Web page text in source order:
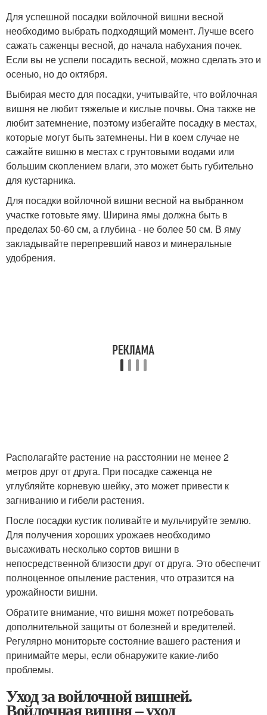
Для успешной посадки войлочной вишни весной
необходимо выбрать подходящий момент. Лучше всего
сажать саженцы весной, до начала набухания почек.
Если вы не успели посадить весной, можно сделать это и
осенью, но до октября.
Выбирая место для посадки, учитывайте, что войлочная
вишня не любит тяжелые и кислые почвы. Она также не
любит затемнение, поэтому избегайте посадку в местах,
которые могут быть затемнены. Ни в коем случае не
сажайте вишню в местах с грунтовыми водами или
большим скоплением влаги, это может быть губительно
для кустарника.
Для посадки войлочной вишни весной на выбранном
участке готовьте яму. Ширина ямы должна быть в
пределах 50-60 см, а глубина - не более 50 см. В яму
закладывайте перепревший навоз и минеральные
удобрения.
Располагайте растение на расстоянии не менее 2
метров друг от друга. При посадке саженца не
углубляйте корневую шейку, это может привести к
загниванию и гибели растения.
После посадки кустик поливайте и мульчируйте землю.
Для получения хороших урожаев необходимо
высаживать несколько сортов вишни в
непосредственной близости друг от друга. Это обеспечит
полноценное опыление растения, что отразится на
урожайности вишни.
Обратите внимание, что вишня может потребовать
дополнительной защиты от болезней и вредителей.
Регулярно мониторьте состояние вашего растения и
принимайте меры, если обнаружите какие-либо
проблемы.
Уход за войлочной вишней.
Войлочная вишня – уход